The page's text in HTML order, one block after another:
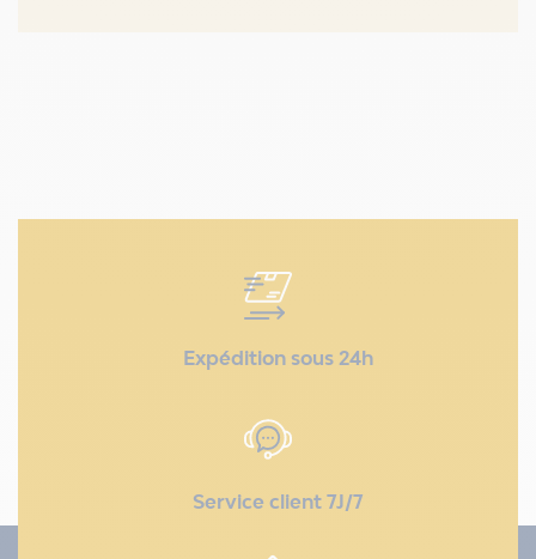
Expédition sous 24h
Service client 7J/7